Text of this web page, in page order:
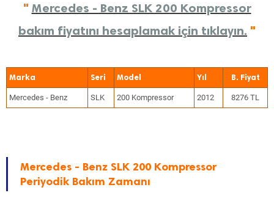
" Mercedes - Benz SLK 200 Kompressor
bakım fiyatını hesaplamak için tıklayın. "
Marka Seri Model Yıl
Mercedes - Benz SLK 200 Kompressor 2012 8276 TL
Mercedes - Benz SLK 200 Kompressor
Periyodik Bakım Zamanı